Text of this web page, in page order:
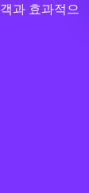
과 효과적으